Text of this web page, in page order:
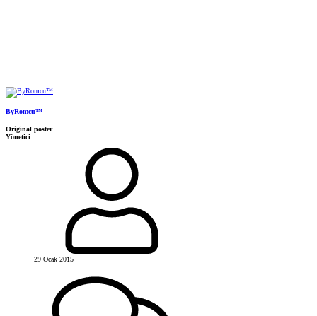
ByRomcu™
Original poster
Yönetici
29 Ocak 2015